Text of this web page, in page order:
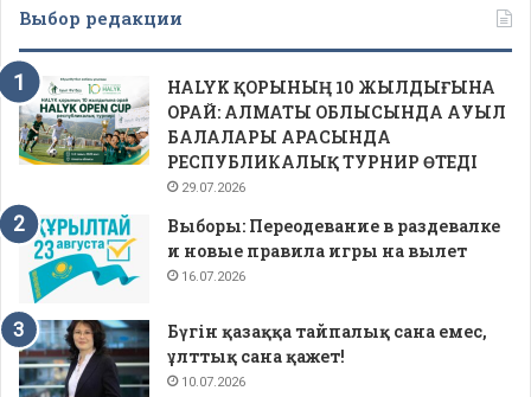
Выбор редакции
HALYK ҚОРЫНЫҢ 10 ЖЫЛДЫҒЫНА
ОРАЙ: АЛМАТЫ ОБЛЫСЫНДА АУЫЛ
БАЛАЛАРЫ АРАСЫНДА
РЕСПУБЛИКАЛЫҚ ТУРНИР ӨТЕДІ
29.07.2026
Выборы: Переодевание в раздевалке
и новые правила игры на вылет
16.07.2026
Бүгін қазаққа тайпалық сана емес,
ұлттық сана қажет!
10.07.2026